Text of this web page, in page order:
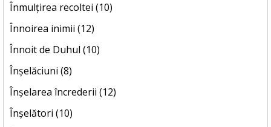
Înmulțirea recoltei (10)
Înnoirea inimii (12)
Înnoit de Duhul (10)
Înșelăciuni (8)
Înșelarea încrederii (12)
Înșelători (10)